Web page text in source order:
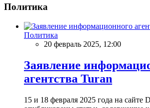
Политика
Политика
20 февраль 2025, 12:00
Заявление
агентства Turan
15 и 18 февраля 2025 года на сайте